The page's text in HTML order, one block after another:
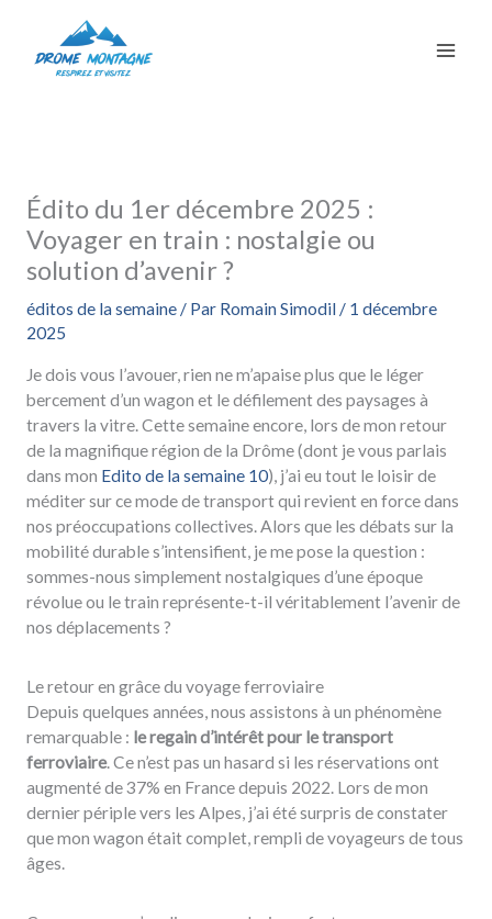
contenu
Édito du 1er décembre 2025 :
Voyager en train : nostalgie ou
solution d’avenir ?
éditos de la semaine/ Par Romain Simodil / 1 décembre
2025
Je dois vous l’avouer, rien ne m’apaise plus que le léger
bercement d’un wagon et le défilement des paysages à
travers la vitre. Cette semaine encore, lors de mon retour
de la magnifique région de la Drôme (dont je vous parlais
dans mon Edito de la semaine 10), j’ai eu tout le loisir de
méditer sur ce mode de transport qui revient en force dans
nos préoccupations collectives. Alors que les débats sur la
mobilité durable s’intensifient, je me pose la question :
sommes-nous simplement nostalgiques d’une époque
révolue ou le train représente-t-il véritablement l’avenir de
nos déplacements ?
Le retour en grâce du voyage ferroviaire
Depuis quelques années, nous assistons à un phénomène
remarquable : le regain d’intérêt pour le transport
ferroviaire. Ce n’est pas un hasard si les réservations ont
augmenté de 37% en France depuis 2022. Lors de mon
dernier périple vers les Alpes, j’ai été surpris de constater
que mon wagon était complet, rempli de voyageurs de tous
âges.